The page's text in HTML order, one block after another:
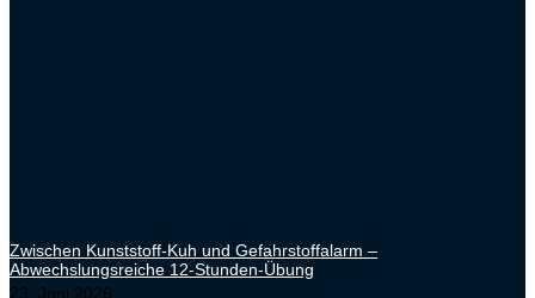
Zwischen Kunststoff-Kuh und Gefahrstoffalarm –
Abwechslungsreiche 12-Stunden-Übung
23. Juni 2026